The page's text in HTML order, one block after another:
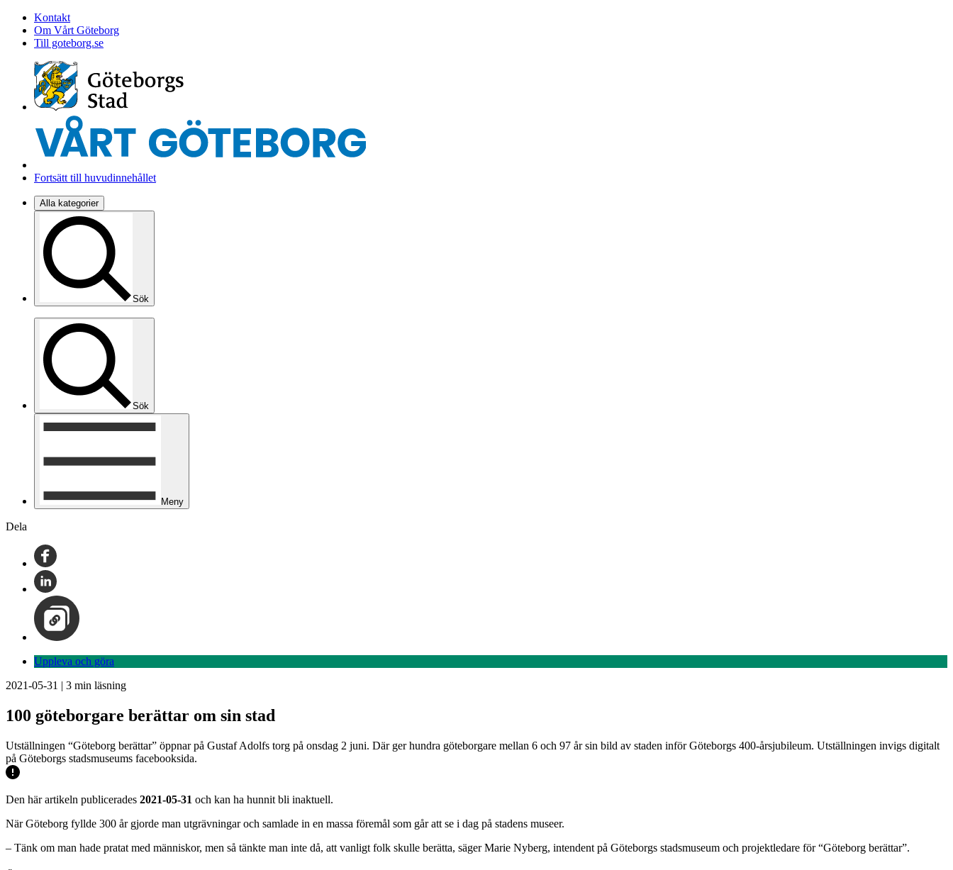
Kontakt
Om Vårt Göteborg
Till goteborg.se
Fortsätt till huvudinnehållet
Alla kategorier
Sök
Sök
Meny
Dela
Uppleva och göra
2021-05-31 | 3 min läsning
100 göteborgare berättar om sin stad
Utställningen “Göteborg berättar” öppnar på Gustaf Adolfs torg på onsdag 2 juni. Där ger hundra göteborgare mellan 6 och 97 år sin bild av staden inför Göteborgs 400-årsjubileum. Utställningen invigs digitalt
på Göteborgs stadsmuseums facebooksida.
Den här artikeln publicerades 2021-05-31 och kan ha hunnit bli inaktuell.
När Göteborg fyllde 300 år gjorde man utgrävningar och samlade in en massa föremål som går att se i dag på stadens museer.
– Tänk om man hade pratat med människor, men så tänkte man inte då, att vanligt folk skulle berätta, säger Marie Nyberg, intendent på Göteborgs stadsmuseum och projektledare för “Göteborg berättar”.